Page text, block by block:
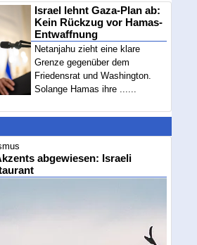
Israel lehnt Gaza-Plan ab:
Kein Rückzug vor Hamas-
Entwaffnung
Netanjahu zieht eine klare
Grenze gegenüber dem
Friedensrat und Washington.
Solange Hamas ihre ......
abgewiesen: Israeli